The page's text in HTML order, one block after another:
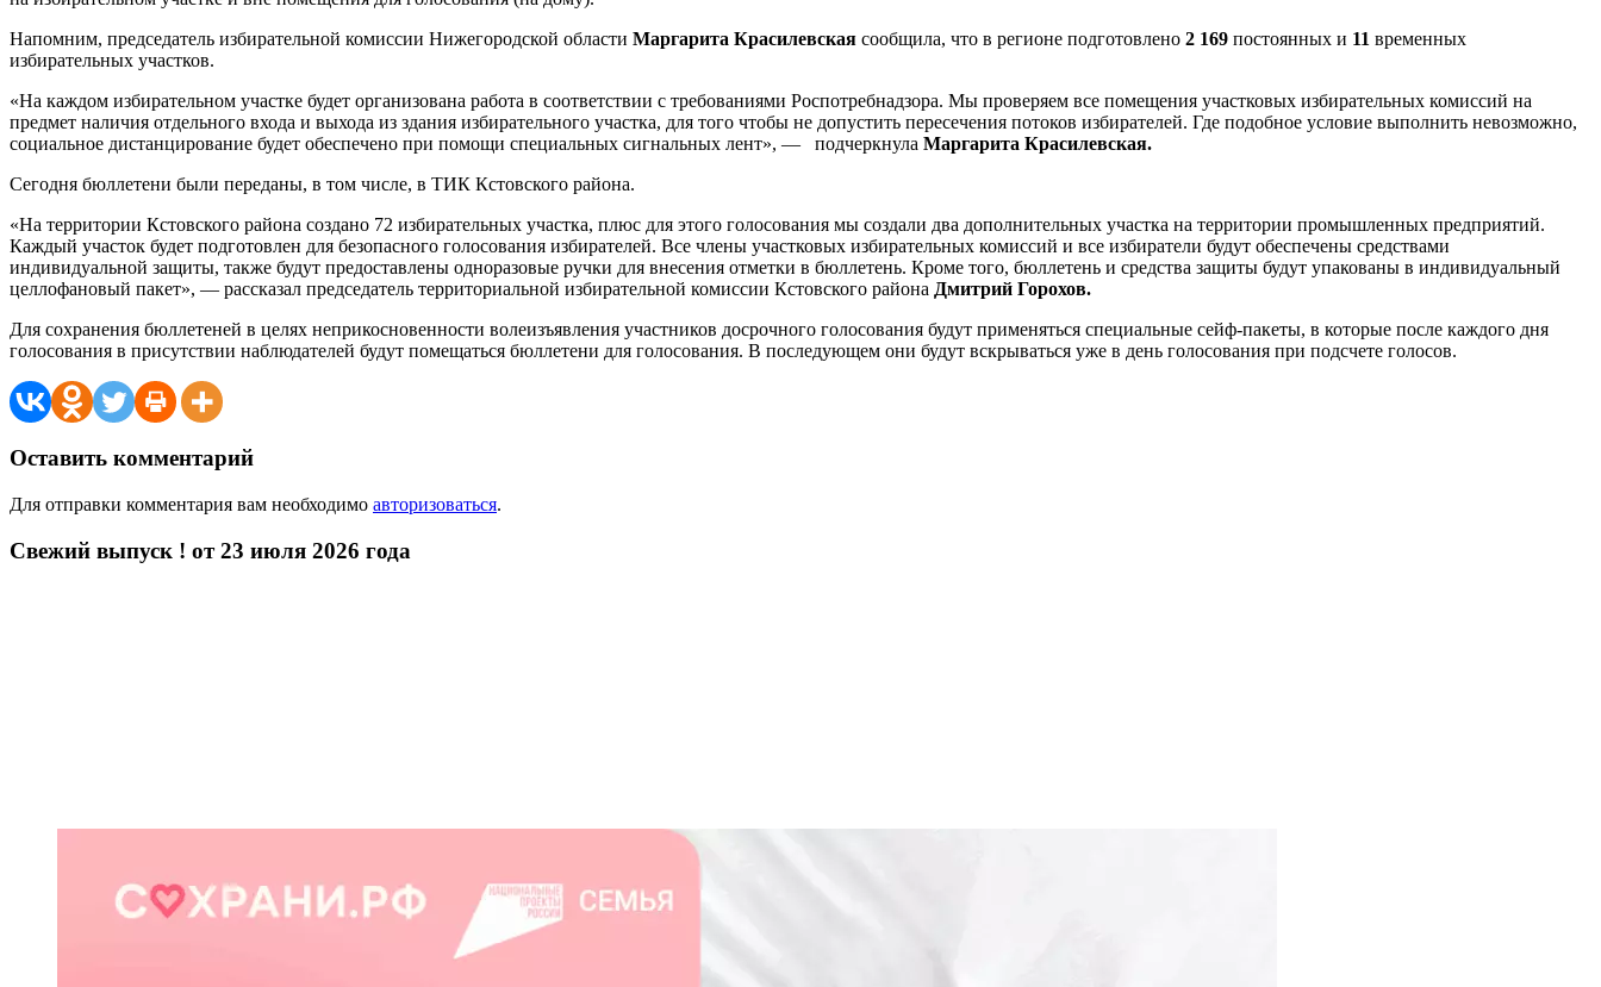
Напомним, председатель избирательной комиссии Нижегородской области Маргарита Красилевская сообщила, что в регионе подготовлено 2 169 постоянных и 11 временных
избирательных участков.
«На каждом избирательном участке будет организована работа в соответствии с требованиями Роспотребнадзора. Мы проверяем все помещения участковых избирательных комиссий на
предмет наличия отдельного входа и выхода из здания избирательного участка, для того чтобы не допустить пересечения потоков избирателей. Где подобное условие выполнить невозможно,
социальное дистанцирование будет обеспечено при помощи специальных сигнальных лент», — подчеркнула Маргарита Красилевская.
Сегодня бюллетени были переданы, в том числе, в ТИК Кстовского района.
«На территории Кстовского района создано 72 избирательных участка, плюс для этого голосования мы создали два дополнительных участка на территории промышленных предприятий.
Каждый участок будет подготовлен для безопасного голосования избирателей. Все члены участковых избирательных комиссий и все избиратели будут обеспечены средствами
индивидуальной защиты, также будут предоставлены одноразовые ручки для внесения отметки в бюллетень. Кроме того, бюллетень и средства защиты будут упакованы в индивидуальный
целлофановый пакет», — рассказал председатель территориальной избирательной комиссии Кстовского района Дмитрий Горохов.
Для сохранения бюллетеней в целях неприкосновенности волеизъявления участников досрочного голосования будут применяться специальные сейф-пакеты, в которые после каждого дня
голосования в присутствии наблюдателей будут помещаться бюллетени для голосования. В последующем они будут вскрываться уже в день голосования при подсчете голосов.
Оставить комментарий
Для отправки комментария вам необходимо авторизоваться.
Свежий выпуск ! от 23 июля 2026 года